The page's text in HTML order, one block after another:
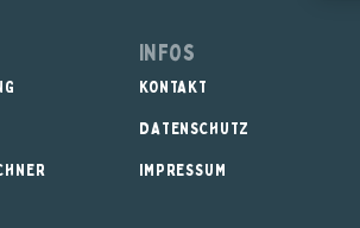
Infos
KONTAKT
DATENSCHUTZ
IMPRESSUM